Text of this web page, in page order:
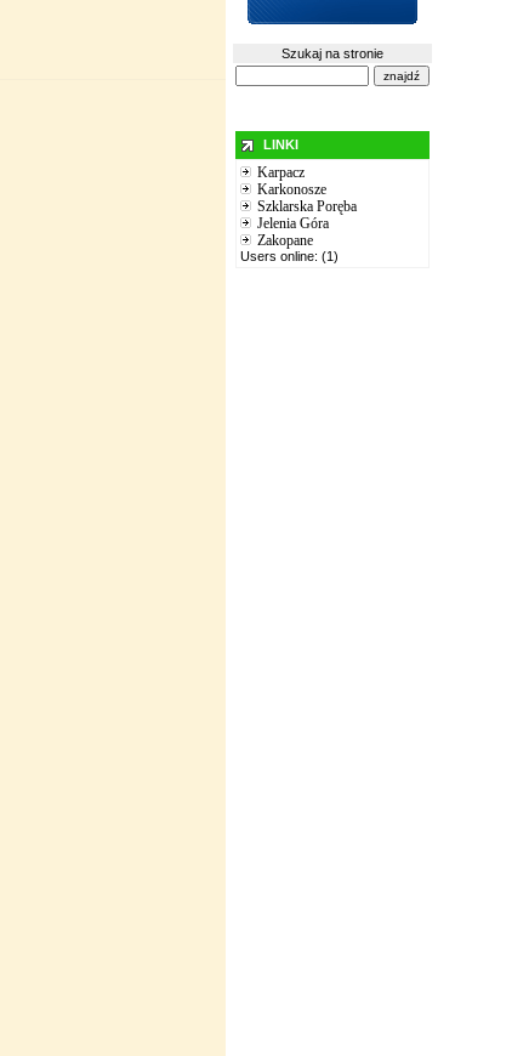
Szukaj na stronie
LINKI
Karpacz
Karkonosze
Szklarska Poręba
Jelenia Góra
Zakopane
Users online: (1)